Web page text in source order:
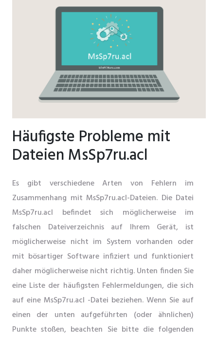
Häufigste Probleme mit
Dateien MsSp7ru.acl
Es gibt verschiedene Arten von Fehlern im
Zusammenhang mit MsSp7ru.acl-Dateien. Die Datei
MsSp7ru.acl befindet sich möglicherweise im
falschen Dateiverzeichnis auf Ihrem Gerät, ist
möglicherweise nicht im System vorhanden oder
mit bösartiger Software infiziert und funktioniert
daher möglicherweise nicht richtig. Unten finden Sie
eine Liste der häufigsten Fehlermeldungen, die sich
auf eine MsSp7ru.acl -Datei beziehen. Wenn Sie auf
einen der unten aufgeführten (oder ähnlichen)
Punkte stoßen, beachten Sie bitte die folgenden